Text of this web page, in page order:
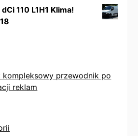
110 L1H1 Klima!
kompleksowy przewodnik po
reklam